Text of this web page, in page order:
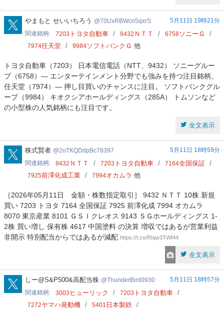
70UxRBWcri5qxrS
やまもと せいいちろう 70UxRBWcri5qxrS
5月11日 19時21分
関連銘柄
7203 トヨタ自動車 9432 ＮＴＴ 6758ソニーＧ
7974任天堂 9984ソフトバンクＧ 他
トヨタ自動車（7203） 日本電信電話（NTT、9432） ソニーグルー
プ（6758）— エンターテインメント分野でも強みを持つ注目銘柄。
任天堂（7974）— 押し目買いのチャンスに注目。 ソフトバンクグル
ープ（9984） キオクシアホールディングス（285A） トムソンなど
の小型株の人気銘柄にも注目です。
全文表示
2oTKQDdpBc78397
株式賢者 2oTKQDdpBc78397
5月11日 18時59分
関連銘柄
9432 ＮＴＴ 7203 トヨタ自動車 7164全国保証
7925前澤化成工業 7994オカムラ 他
［2026年05月11日 金額・株数指定取引］ 9432 ＮＴＴ 10株 新規
買い 7203 トヨタ 7164 全国保証 7925 前澤化成 7994 オカムラ
8070 東京産業 8101 ＧＳＩクレオス 9143 ＳＧホールディングス 1-
2株 買い増し 保有株 4617 中国塗料 の決算 増収ではあるが営業利益
非開示 特別配当からではあるが減配 https://t.co/RIqw3TWf44
全文表示
ThunderBird0930
しー@S&P500&高配当株 ThunderBird0930
5月11日 18時57分
関連銘柄
3003 ヒューリック 7203 トヨタ自動車
7272ヤマハ発動機 5401 日本製鉄